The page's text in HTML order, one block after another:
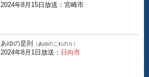
2024年8月15日放送：宮崎市
あゆの是則 （あゆのこれのり）
2024年8月1日放送： 日向市